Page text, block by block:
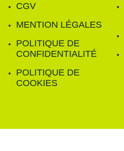
CGV
MENTION LÉGALES
POLITIQUE DE
CONFIDENTIALITÉ
POLITIQUE DE
COOKIES